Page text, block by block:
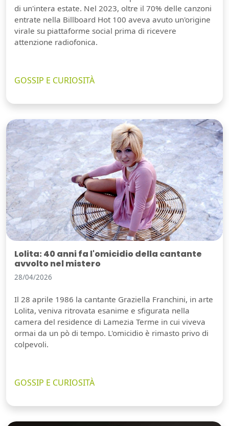
di un'intera estate. Nel 2023, oltre il 70% delle canzoni
entrate nella Billboard Hot 100 aveva avuto un'origine
virale su piattaforme social prima di ricevere
attenzione radiofonica.
GOSSIP E CURIOSITÀ
Lolita: 40 anni fa l'omicidio della cantante
avvolto nel mistero
28/04/2026
Il 28 aprile 1986 la cantante Graziella Franchini, in arte
Lolita, veniva ritrovata esanime e sfigurata nella
camera del residence di Lamezia Terme in cui viveva
ormai da un pò di tempo. L'omicidio è rimasto privo di
colpevoli.
GOSSIP E CURIOSITÀ